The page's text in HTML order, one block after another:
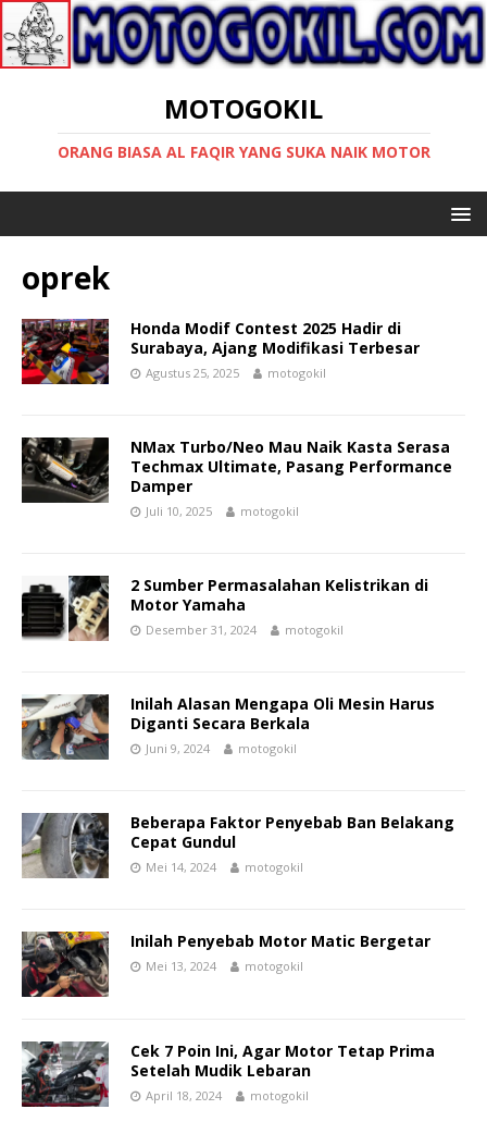
MOTOGOKIL
ORANG BIASA AL FAQIR YANG SUKA NAIK MOTOR
oprek
Honda Modif Contest 2025 Hadir di
Surabaya, Ajang Modifikasi Terbesar
Agustus 25, 2025 motogokil
NMax Turbo/Neo Mau Naik Kasta Serasa
Techmax Ultimate, Pasang Performance
Damper
Juli 10, 2025 motogokil
2 Sumber Permasalahan Kelistrikan di
Motor Yamaha
Desember 31, 2024 motogokil
Inilah Alasan Mengapa Oli Mesin Harus
Diganti Secara Berkala
Juni 9, 2024 motogokil
Beberapa Faktor Penyebab Ban Belakang
Cepat Gundul
Mei 14, 2024 motogokil
Inilah Penyebab Motor Matic Bergetar
Mei 13, 2024 motogokil
Cek 7 Poin Ini, Agar Motor Tetap Prima
Setelah Mudik Lebaran
April 18, 2024 motogokil